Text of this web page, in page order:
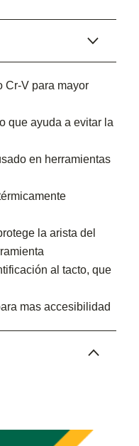
Cr-V para mayor
que ayuda a evitar la
en herramientas
la arista del
al tacto, que
mas accesibilidad